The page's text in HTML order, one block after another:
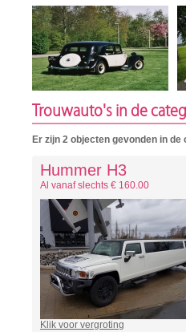
Trouwauto's in de
Er zijn 2 objecten gevonden in de
Hummer H3
Al vanaf slechts € 160.00
Klik voor vergroting